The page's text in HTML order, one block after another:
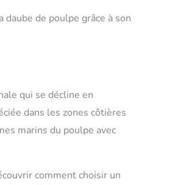
daube de poulpe grâce à son
qui se décline en
dans les zones côtières
marins du poulpe avec
comment choisir un